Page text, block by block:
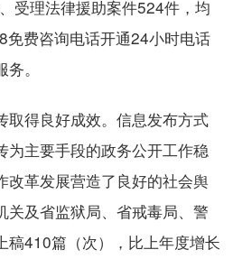
受理法律援助案件524件，均
费咨询电话开通24小时电话
。
得良好成效。信息发布方式
为主要手段的政务公开工作稳
改革发展营造了良好的社会舆
关及省监狱局、省戒毒局、警
稿410篇（次），比上年度增长